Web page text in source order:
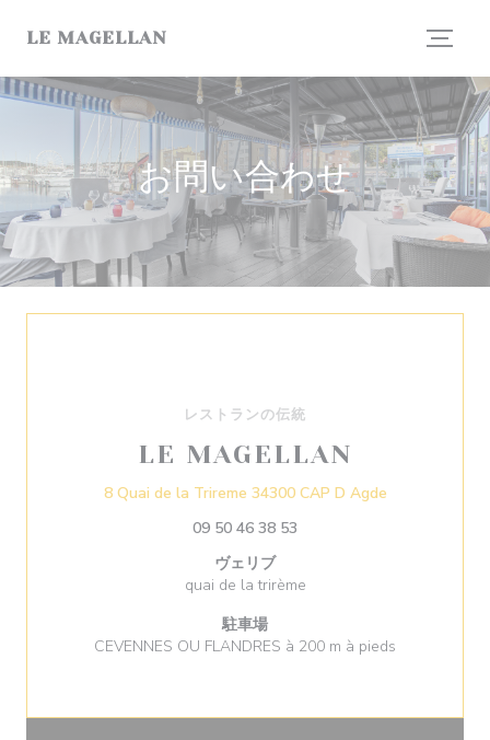
LE MAGELLAN
お問い合わせ
レストランの伝統
LE MAGELLAN
8 Quai de la Trireme 34300 CAP D Agde((新しいウィ
09 50 46 38 53
ヴェリブ
quai de la trirème
駐車場
CEVENNES OU FLANDRES à 200 m à pieds